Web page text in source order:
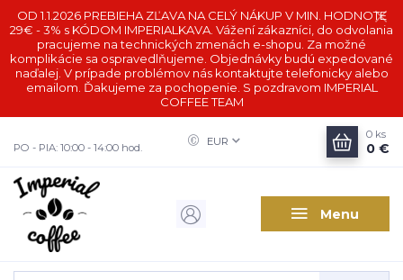
OD 1.1.2026 PREBIEHA ZĽAVA NA CELÝ NÁKUP V MIN. HODNOTE
29€ - 3% s KÓDOM IMPERIALKAVA. Vážení zákazníci, do odvolania
pracujeme na technických zmenách e-shopu. Za možné
komplikácie sa ospravedlňujeme. Objednávky budú expedované
naďalej. V prípade problémov nás kontaktujte telefonicky alebo
emailom. Ďakujeme za pochopenie. S pozdravom IMPERIAL
COFFEE TEAM
Menu
EUR
PO - PIA: 10:00 - 14:00 hod.
0 ks
0 €